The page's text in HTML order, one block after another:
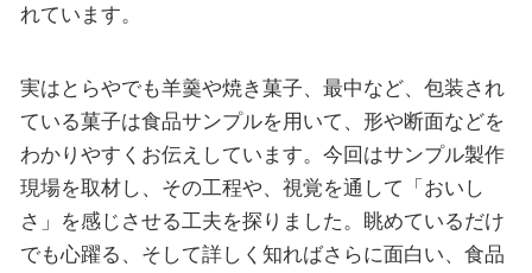
れています。
実はとらやでも羊羹や焼き菓子、最中など、包装され
ている菓子は食品サンプルを用いて、形や断面などを
わかりやすくお伝えしています。今回はサンプル製作
現場を取材し、その工程や、視覚を通して「おいし
さ」を感じさせる工夫を探りました。眺めているだけ
でも心躍る、そして詳しく知ればさらに面白い、食品